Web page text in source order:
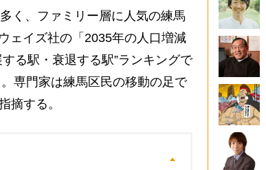
く、ファミリー層に人気の練馬
ェイズ社の「2035年の人口増減
る駅・衰退する駅”ランキングで
専門家は練馬区民の移動の足で
摘する。